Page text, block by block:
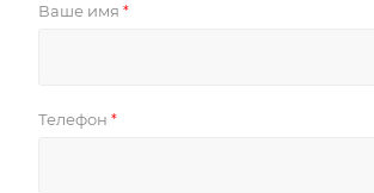
Ваше имя *
Телефон *